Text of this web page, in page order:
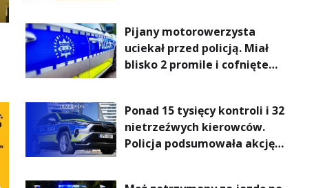
komfort życia i... czystsze
powietrze
Pijany motorowerzysta
uciekał przed policją. Miał
blisko 2 promile i cofnięte
Ponad 15 tysięcy kontroli i 32
nietrzeźwych kierowców.
Policja podsumowała akcję